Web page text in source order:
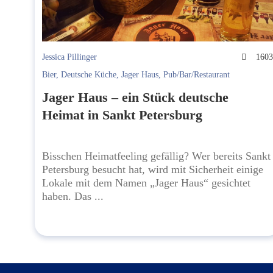
Jessica Pillinger
1603
Bier, Deutsche Küche, Jager Haus, Pub/Bar/Restaurant
Jager Haus – ein Stück deutsche
Heimat in Sankt Petersburg
Bisschen Heimatfeeling gefällig? Wer bereits Sankt
Petersburg besucht hat, wird mit Sicherheit einige
Lokale mit dem Namen „Jager Haus“ gesichtet
haben. Das ...